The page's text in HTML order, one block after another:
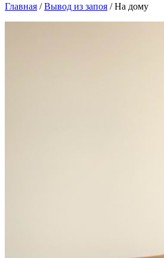
Главная /Вывод из запоя /На дому